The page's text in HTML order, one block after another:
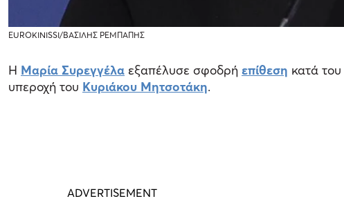
EUROKINISSI/ΒΑΣΙΛΗΣ ΡΕΜΠΑΠΗΣ
Η Μαρία Συρεγγέλα εξαπέλυσε σφοδρή επίθεση κατά του
υπεροχή του Κυριάκου Μητσοτάκη.